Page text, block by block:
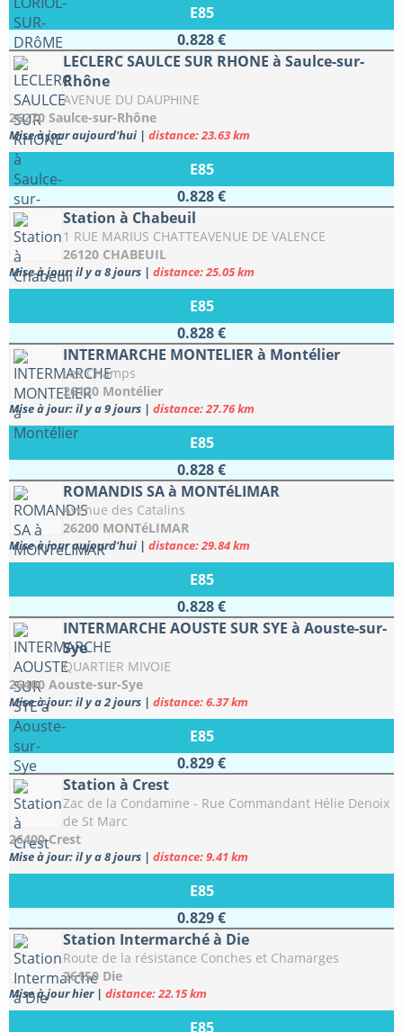
E85
0.828 €
LECLERC SAULCE SUR RHONE à Saulce-sur-
Rhône
AVENUE DU DAUPHINE
26270 Saulce-sur-Rhône
Mise à jour aujourd'hui | distance: 23.63 km
E85
0.828 €
Station à Chabeuil
1 RUE MARIUS CHATTEAVENUE DE VALENCE
26120 CHABEUIL
Mise à jour: il y a 8 jours | distance: 25.05 km
E85
0.828 €
INTERMARCHE MONTELIER à Montélier
Les Champs
26120 Montélier
Mise à jour: il y a 9 jours | distance: 27.76 km
E85
0.828 €
ROMANDIS SA à MONTéLIMAR
Avenue des Catalins
26200 MONTéLIMAR
Mise à jour aujourd'hui | distance: 29.84 km
E85
0.828 €
INTERMARCHE AOUSTE SUR SYE à Aouste-sur-
Sye
QUARTIER MIVOIE
26400 Aouste-sur-Sye
Mise à jour: il y a 2 jours | distance: 6.37 km
E85
0.829 €
Station à Crest
Zac de la Condamine - Rue Commandant Hélie Denoix
de St Marc
26400 Crest
Mise à jour: il y a 8 jours | distance: 9.41 km
E85
0.829 €
Station Intermarché à Die
Route de la résistance Conches et Chamarges
26150 Die
Mise à jour hier | distance: 22.15 km
E85